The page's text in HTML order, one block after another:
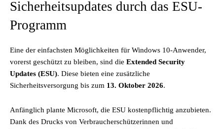
Sicherheitsupdates durch das ESU-
Programm
Eine der einfachsten Möglichkeiten für Windows 10-Anwender,
vorerst geschützt zu bleiben, sind die Extended Security
Updates (ESU). Diese bieten eine zusätzliche
Sicherheitsversorgung bis zum 13. Oktober 2026.
Anfänglich plante Microsoft, die ESU kostenpflichtig anzubieten.
Dank des Drucks von Verbraucherschützerinnen und